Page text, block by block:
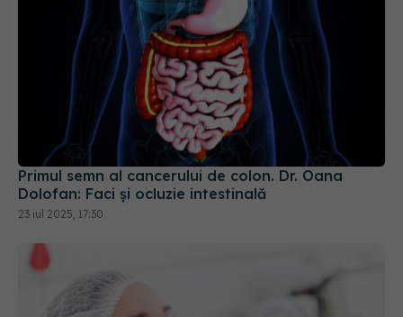
Primul semn al cancerului de colon. Dr. Oana
Dolofan: Faci și ocluzie intestinală
23 iul 2025, 17:30